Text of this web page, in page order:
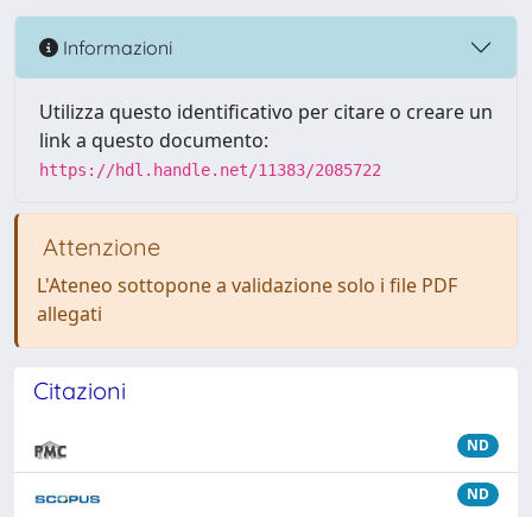
Informazioni
Utilizza questo identificativo per citare o creare un
link a questo documento:
https://hdl.handle.net/11383/2085722
Attenzione
L'Ateneo sottopone a validazione solo i file PDF
allegati
Citazioni
ND
ND